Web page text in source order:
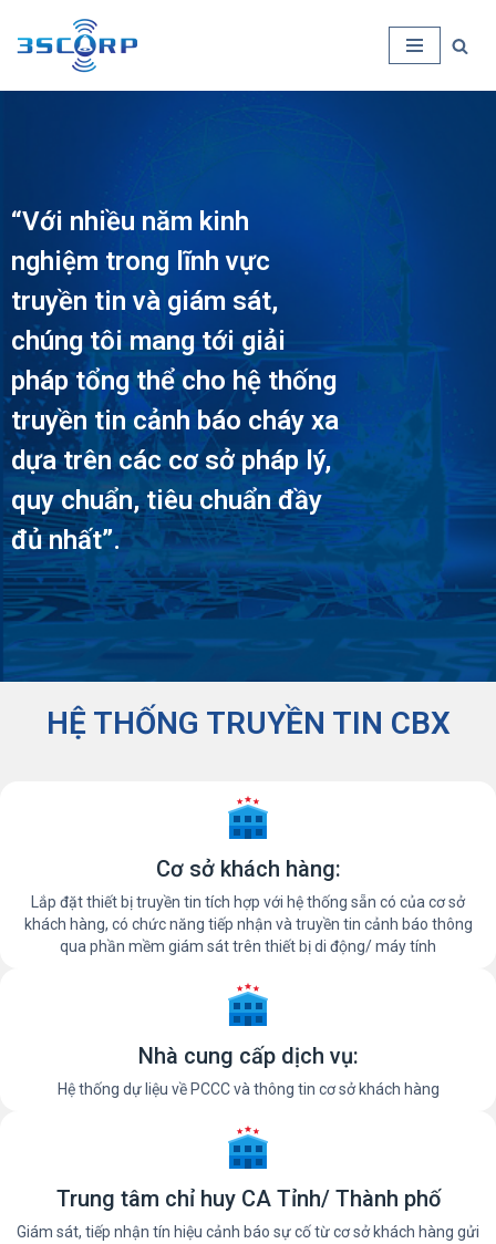
Chuyển
tới
“Với nhiều năm kinh
nghiệm trong lĩnh vực
truyền tin và giám sát,
chúng tôi mang tới giải
pháp tổng thể cho hệ thống
truyền tin cảnh báo cháy xa
dựa trên các cơ sở pháp lý,
quy chuẩn, tiêu chuẩn đầy
đủ nhất”.
HỆ THỐNG TRUYỀN TIN CBX
Cơ sở khách hàng:
Lắp đặt thiết bị truyền tin tích hợp với hệ thống sẵn có của cơ sở
khách hàng, có chức năng tiếp nhận và truyền tin cảnh báo thông
qua phần mềm giám sát trên thiết bị di động/ máy tính
Nhà cung cấp dịch vụ:
Hệ thống dự liệu về PCCC và thông tin cơ sở khách hàng
Trung tâm chỉ huy CA Tỉnh/ Thành phố
Giám sát, tiếp nhận tín hiệu cảnh báo sự cố từ cơ sở khách hàng gửi